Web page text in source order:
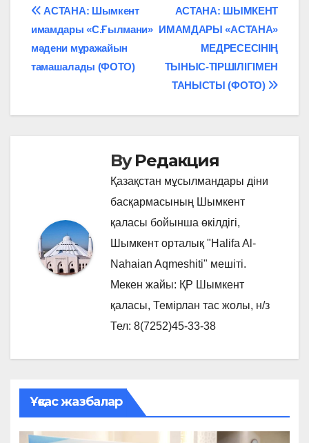
Навигация
по
записям
АСТАНА: ШЫМКЕНТ
ИМАМДАРЫ «АСТАНА»
МЕДРЕСЕСІНІҢ
ТЫНЫС-ТІРШІЛІГІМЕН
ТАНЫСТЫ (ФОТО)
АСТАНА: Шымкент
имамдары «С.Ғылмани»
мәдени мұражайын
тамашалады (ФОТО)
ByРедакция
Қазақстан мұсылмандары діни
басқармасының Шымкент
қаласы бойынша өкілдігі,
Шымкент орталық "Halifa Al-
Nahaian Aqmeshiti" мешіті.
Мекен жайы: ҚР Шымкент
қаласы, Темірлан тас жолы, н/з
Тел: 8(7252)45-33-38
Ұқсас жазбалар